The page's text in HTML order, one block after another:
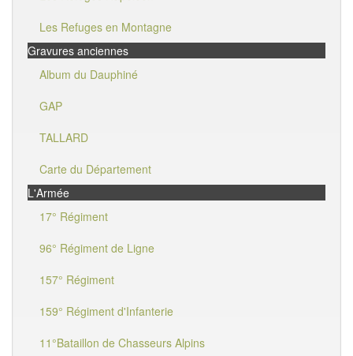
Les Refuges en Montagne
Gravures anciennes
Album du Dauphiné
GAP
TALLARD
Carte du Département
L'Armée
17° Régiment
96° Régiment de Ligne
157° Régiment
159° Régiment d'Infanterie
11°Bataillon de Chasseurs Alpins